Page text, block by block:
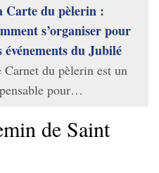
Carte du pèlerin :
s’organiser pour
événements du Jubilé
Carnet du pèlerin est un
pour…
de Saint